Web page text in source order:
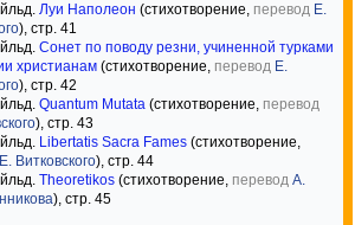
Луи Наполеон (стихотворение, перевод Е.
), стр. 41
Сонет по поводу резни, учиненной турками
христианам (стихотворение, перевод Е.
), стр. 42
Quantum Mutata (стихотворение, перевод
), стр. 43
Libertatis Sacra Fames (стихотворение,
Е. Витковского), стр. 44
Theoretikos (стихотворение, перевод А.
), стр. 45